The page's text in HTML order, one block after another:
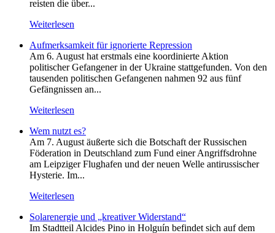
reisten die über...
Weiterlesen
Aufmerksamkeit für ignorierte Repression
Am 6. August hat erstmals eine koordinierte Aktion
politischer Gefangener in der Ukraine stattgefunden. Von den
tausenden politischen Gefangenen nahmen 92 aus fünf
Gefängnissen an...
Weiterlesen
Wem nutzt es?
Am 7. August äußerte sich die Botschaft der Russischen
Föderation in Deutschland zum Fund einer Angriffsdrohne
am Leipziger Flughafen und der neuen Welle antirussischer
Hysterie. Im...
Weiterlesen
Solarenergie und „kreativer Widerstand“
Im Stadtteil Alcides Pino in Holguín befindet sich auf dem